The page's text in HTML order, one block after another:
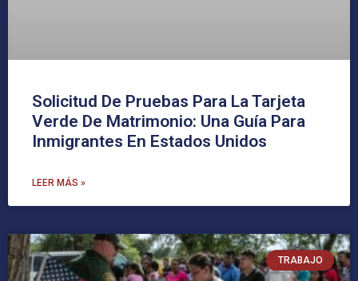
Solicitud De Pruebas Para La Tarjeta
Verde De Matrimonio: Una Guía Para
Inmigrantes En Estados Unidos
LEER MÁS »
TRABAJO